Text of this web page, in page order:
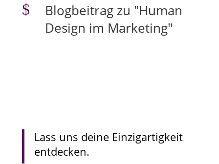
$
Blogbeitrag zu "Human
Design im Marketing"
Lass uns deine Einzigartigkeit
entdecken.